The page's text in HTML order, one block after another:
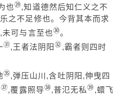
也㉙,知道德然后知仁义之不
之不足修也。今背其本而求
可与言至也㉚。
㉛,王者法阴阳㉜ ,霸者则四时
㉟,弹压山川,含吐阴阳,伸曳四
㊲,覆露照导㊳,普氾无私㊴ ,蠉飞